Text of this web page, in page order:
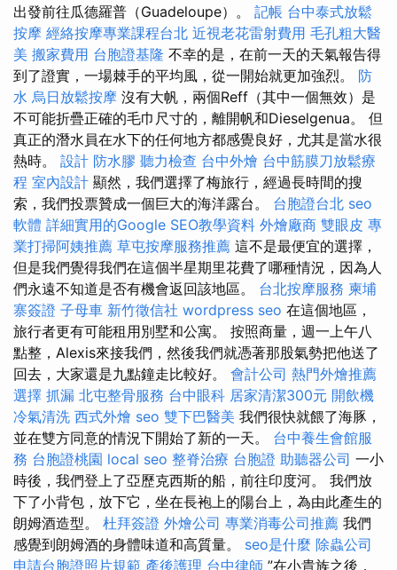
出發前往瓜德羅普（Guadeloupe）。 記帳 台中泰式放鬆
按摩 經絡按摩專業課程台北 近視老花雷射費用 毛孔粗大醫
美 搬家費用 台胞證基隆 不幸的是，在前一天的天氣報告得
到了證實，一場棘手的平均風，從一開始就更加強烈。 防
水 烏日放鬆按摩 沒有大帆，兩個Reff（其中一個無效）是
不可能折疊正確的毛巾尺寸的，離開帆和Dieselgenua。 但
真正的潛水員在水下的任何地方都感覺良好，尤其是當水很
熱時。 設計 防水膠 聽力檢查 台中外燴 台中筋膜刀放鬆療
程 室內設計 顯然，我們選擇了梅旅行，經過長時間的搜
索，我們投票贊成一個巨大的海洋露台。 台胞證台北 seo
軟體 詳細實用的Google SEO教學資料 外燴廠商 雙眼皮 專
業打掃阿姨推薦 草屯按摩服務推薦 這不是最便宜的選擇，
但是我們覺得我們在這個半星期里花費了哪種情況，因為人
們永遠不知道是否有機會返回該地區。 台北按摩服務 柬埔
寨簽證 子母車 新竹徵信社 wordpress seo 在這個地區，
旅行者更有可能租用別墅和公寓。 按照商量，週一上午八
點整，Alexis來接我們，然後我們就憑著那股氣勢把他送了
回去，大家還是九點鐘走比較好。 會計公司 熱門外燴推薦
選擇 抓漏 北屯整骨服務 台中眼科 居家清潔300元 開飲機
冷氣清洗 西式外燴 seo 雙下巴醫美 我們很快就餵了海豚，
並在雙方同意的情況下開始了新的一天。 台中養生會館服
務 台胞證桃園 local seo 整脊治療 台胞證 助聽器公司 一小
時後，我們登上了亞歷克西斯的船，前往印度河。 我們放
下了小背包，放下它，坐在長袍上的陽台上，為由此產生的
朗姆酒造型。 杜拜簽證 外燴公司 專業消毒公司推薦 我們
感覺到朗姆酒的身體味道和高質量。 seo是什麼 除蟲公司
申請台胞證照片規範 產後護理 台中律師 ”在小貴族之後，